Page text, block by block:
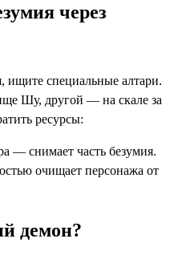
через
ищите специальные алтари.
Шу, другой — на скале за
ресурсы:
— снимает часть безумия.
очищает персонажа от
демон?